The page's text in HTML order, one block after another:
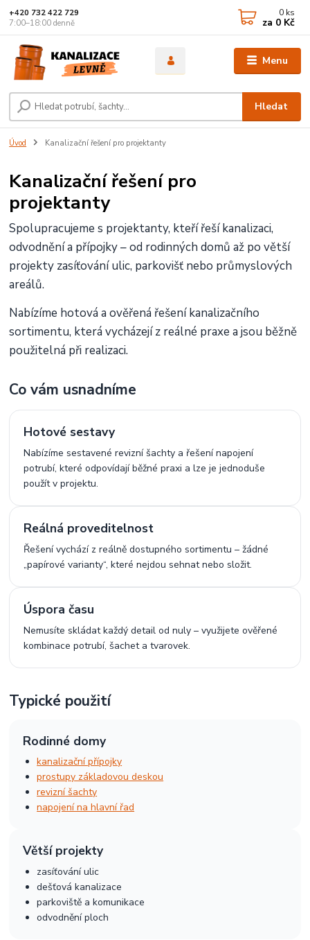
Menu
Hledat
+420 732 422 729
7:00–18:00 denně
0 ks
za 0 Kč
Úvod Kanalizační řešení pro projektanty
Kanalizační řešení pro
projektanty
Spolupracujeme s projektanty, kteří řeší kanalizaci,
odvodnění a přípojky – od rodinných domů až po větší
projekty zasíťování ulic, parkovišť nebo průmyslových
areálů.
Nabízíme hotová a ověřená řešení kanalizačního
sortimentu, která vycházejí z reálné praxe a jsou běžně
použitelná při realizaci.
Co vám usnadníme
Hotové sestavy
Nabízíme sestavené revizní šachty a řešení napojení
potrubí, které odpovídají běžné praxi a lze je jednoduše
použít v projektu.
Reálná proveditelnost
Řešení vychází z reálně dostupného sortimentu – žádné
„papírové varianty“, které nejdou sehnat nebo složit.
Úspora času
Nemusíte skládat každý detail od nuly – využijete ověřené
kombinace potrubí, šachet a tvarovek.
Typické použití
Rodinné domy
kanalizační přípojky
prostupy základovou deskou
revizní šachty
napojení na hlavní řad
Větší projekty
zasíťování ulic
dešťová kanalizace
parkoviště a komunikace
odvodnění ploch